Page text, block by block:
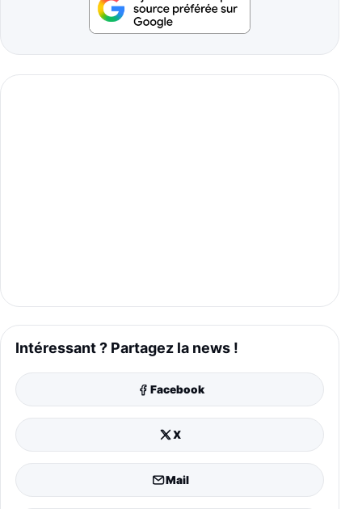
Intéressant ? Partagez la news !
Facebook
X
Mail